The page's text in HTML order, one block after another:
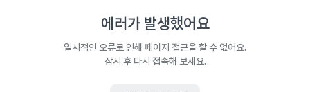
에러가 발생했어요
일시적인 오류로 인해 페이지 접근을 할 수 없어요.
잠시 후 다시 접속해 보세요.